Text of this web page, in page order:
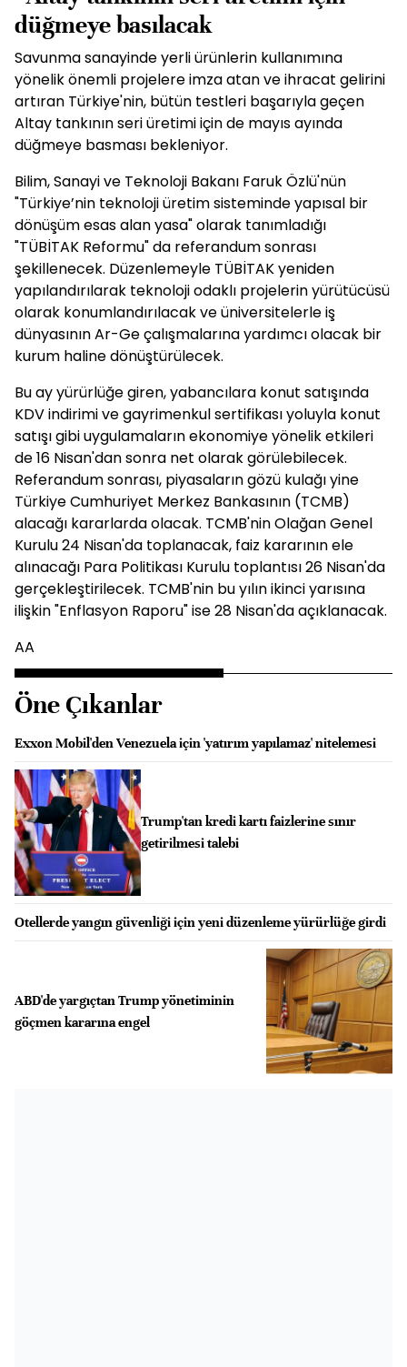
düğmeye basılacak
Savunma sanayinde yerli ürünlerin kullanımına
yönelik önemli projelere imza atan ve ihracat gelirini
artıran Türkiye'nin, bütün testleri başarıyla geçen
Altay tankının seri üretimi için de mayıs ayında
düğmeye basması bekleniyor.
Bilim, Sanayi ve Teknoloji Bakanı Faruk Özlü'nün
"Türkiye’nin teknoloji üretim sisteminde yapısal bir
dönüşüm esas alan yasa" olarak tanımladığı
"TÜBİTAK Reformu" da referandum sonrası
şekillenecek. Düzenlemeyle TÜBİTAK yeniden
yapılandırılarak teknoloji odaklı projelerin yürütücüsü
olarak konumlandırılacak ve üniversitelerle iş
dünyasının Ar-Ge çalışmalarına yardımcı olacak bir
kurum haline dönüştürülecek.
Bu ay yürürlüğe giren, yabancılara konut satışında
KDV indirimi ve gayrimenkul sertifikası yoluyla konut
satışı gibi uygulamaların ekonomiye yönelik etkileri
de 16 Nisan'dan sonra net olarak görülebilecek.
Referandum sonrası, piyasaların gözü kulağı yine
Türkiye Cumhuriyet Merkez Bankasının (TCMB)
alacağı kararlarda olacak. TCMB'nin Olağan Genel
Kurulu 24 Nisan'da toplanacak, faiz kararının ele
alınacağı Para Politikası Kurulu toplantısı 26 Nisan'da
gerçekleştirilecek. TCMB'nin bu yılın ikinci yarısına
ilişkin "Enflasyon Raporu" ise 28 Nisan'da açıklanacak.
AA
Öne Çıkanlar
Exxon Mobil'den Venezuela için 'yatırım yapılamaz' nitelemesi
Trump'tan kredi kartı faizlerine sınır
getirilmesi talebi
Otellerde yangın güvenliği için yeni düzenleme yürürlüğe girdi
ABD'de yargıçtan Trump yönetiminin
göçmen kararına engel